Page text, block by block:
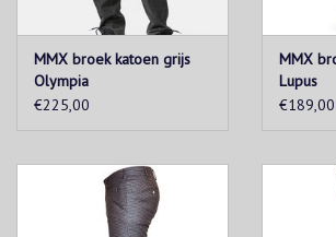
MMX broek katoen grijs
Olympia
€225,00
MMX
Lupus
€189,00